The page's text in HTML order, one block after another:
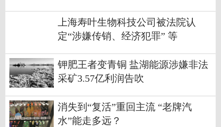
上海寿叶生物科技公司被法院认
定“涉嫌传销、经济犯罪” 等
钾肥王者变青铜 盐湖能源涉嫌非法
采矿3.57亿利润告吹
消失到“复活”重回主流 “老牌汽
水”能走多远？